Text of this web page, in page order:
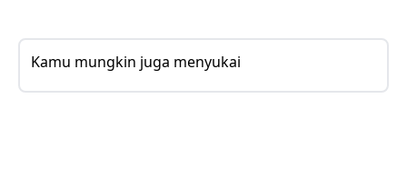
Kamu mungkin juga menyukai